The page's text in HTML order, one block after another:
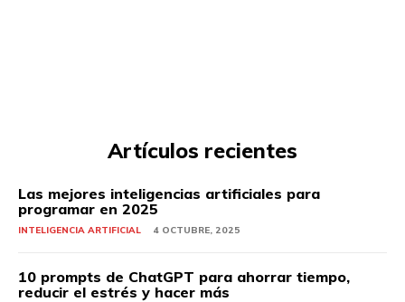
Artículos recientes
Las mejores inteligencias artificiales para
programar en 2025
INTELIGENCIA ARTIFICIAL 4 OCTUBRE, 2025
10 prompts de ChatGPT para ahorrar tiempo,
reducir el estrés y hacer más